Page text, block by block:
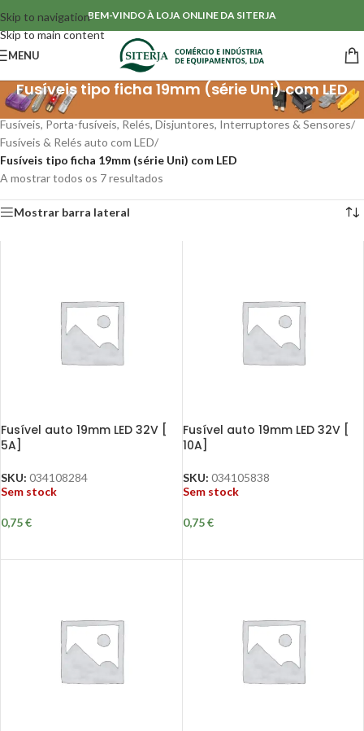
Skip to navigation
Skip to main content
BEM-VINDO À LOJA ONLINE DA SITERJA
MENU
Fusíveis tipo ficha 19mm (série Uni) com LED
Início/
Fusíveis, Porta-fusíveis, Relés, Disjuntores, Interruptores & Sensores/
Fusíveis & Relés auto com LED/
Fusíveis tipo ficha 19mm (série Uni) com LED
A mostrar todos os 7 resultados
Mostrar barra lateral
Fusível auto 19mm LED 32V [
5A]
SKU: 034108284
Sem stock
0,75€
Fusível auto 19mm LED 32V [
10A]
SKU: 034105838
Sem stock
0,75€